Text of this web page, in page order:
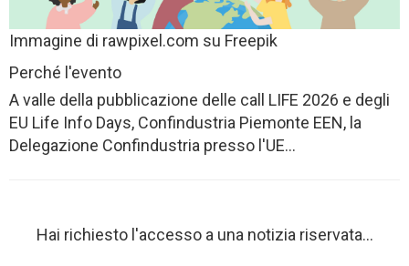
Immagine di rawpixel.com su Freepik
Perché l'evento
A valle della pubblicazione delle call LIFE 2026 e degli
EU Life Info Days, Confindustria Piemonte EEN, la
Delegazione Confindustria presso l'UE...
Hai richiesto l'accesso a una notizia riservata...